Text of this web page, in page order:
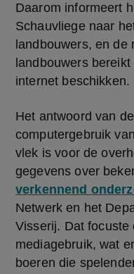
Daarom informeert
Schauvliege naar
landbouwers, en de
landbouwers
internet beschikken.
Het antwoord van
computergebruik
vlek is voor de
gegevens over
verkennend
Netwerk en het
Visserij. Dat focuste
mediagebruik, wat
boeren die